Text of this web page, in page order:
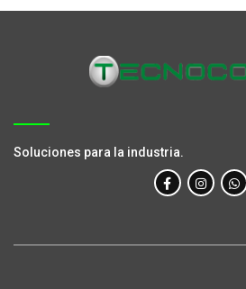
Soluciones para la industria.